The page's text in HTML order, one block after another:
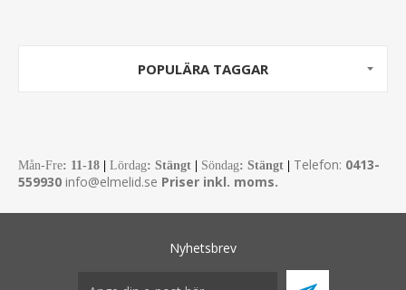
POPULÄRA TAGGAR
Mån-Fre: 11-18 Lördag: Stängt Söndag: Stängt Telefon: 0413-
559930 info@elmelid.se Priser inkl. moms.
Nyhetsbrev